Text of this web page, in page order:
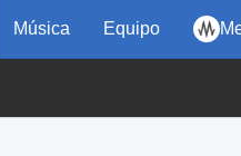
Música Equipo